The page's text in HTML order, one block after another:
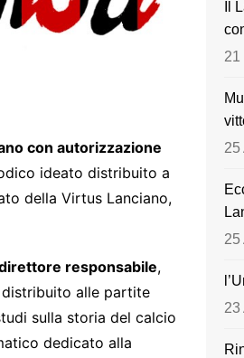
con autorizzazione
ideato distribuito a
della Virtus Lanciano,
responsabile,
alle partite
sulla storia del calcio
dedicato alla
Il
21
25
25
23